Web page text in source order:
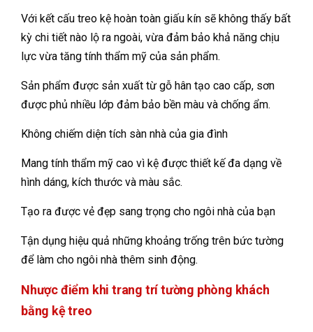
Với kết cấu treo kệ hoàn toàn giấu kín sẽ không thấy bất
kỳ chi tiết nào lộ ra ngoài, vừa đảm bảo khả năng chịu
lực vừa tăng tính thẩm mỹ của sản phẩm.
Sản phẩm được sản xuất từ gỗ hân tạo cao cấp, sơn
được phủ nhiều lớp đảm bảo bền màu và chống ẩm.
Không chiếm diện tích sàn nhà của gia đình
Mang tính thẩm mỹ cao vì kệ được thiết kế đa dạng về
hình dáng, kích thước và màu sắc.
Tạo ra được vẻ đẹp sang trọng cho ngôi nhà của bạn
Tận dụng hiệu quả những khoảng trống trên bức tường
để làm cho ngôi nhà thêm sinh động.
Nhược điểm khi trang trí tường phòng khách
bằng kệ treo